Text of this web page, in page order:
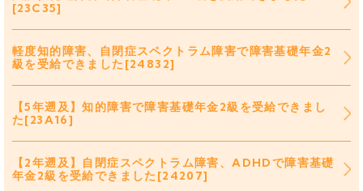
[23C35]
軽度知的障害、自閉症スペクトラム障害で障害基礎年金2
級を受給できました[24832]
【5年遡及】知的障害で障害基礎年金2級を受給できまし
た[23A16]
【2年遡及】自閉症スペクトラム障害、ADHDで障害基礎
年金2級を受給できました[24207]